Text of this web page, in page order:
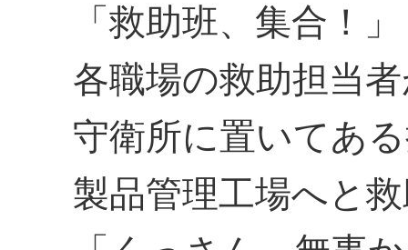
「救助班、集合！」
各職場の救助担当
守衛所に置いてあ
製品管理工場へと